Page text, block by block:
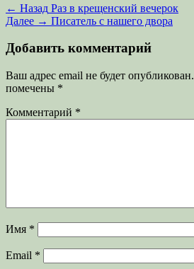
Навигация
по
записям
← Назад Предыдущая
запись:
Раз в крещенский вечерок
Далее → Следующая
Писатель с нашего двора
Добавить комментарий
Ваш адрес email не будет опубликован.
помечены *
Комментарий *
Имя *
Email *